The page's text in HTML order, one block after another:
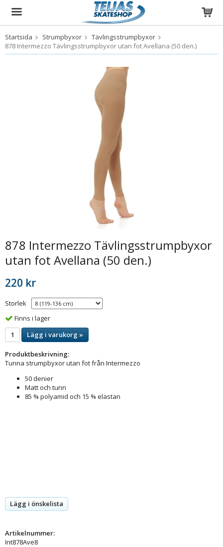
Produkten har blivit tillagd i varukorgen
Startsida Strumpbyxor
Tävlingsstrumpbyxor
878 Intermezzo Tävlingsstrumpbyxor utan fot Avellana (50 den.)
878 Intermezzo Tävlingsstrumpbyxor
utan fot Avellana (50 den.)
220 kr
Storlek
Finns i lager
Lägg i varukorg »
Produktbeskrivning:
Tunna strumpbyxor utan fot från Intermezzo
50 denier
Matt och tunn
85 % polyamid och 15 % elastan
Lägg i önskelista
Artikelnummer:
Int878Ave8